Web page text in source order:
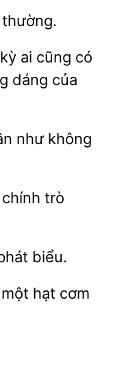
ai cũng có
dáng
như không
trò
biểu.
hạt